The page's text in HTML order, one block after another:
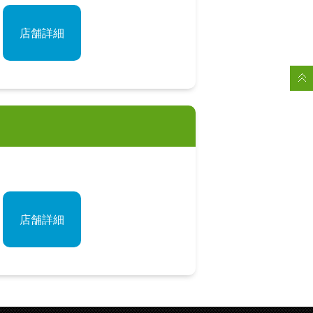
店舗詳細
店舗詳細